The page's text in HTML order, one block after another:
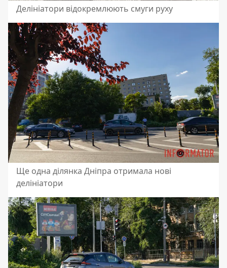
Делініатори відокремлюють смуги руху
Ще одна ділянка Дніпра отримала нові
делініатори